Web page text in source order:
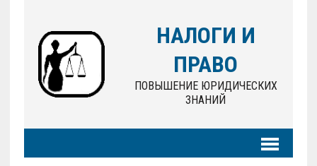
НАЛОГИ И
ПРАВО
ПОВЫШЕНИЕ ЮРИДИЧЕСКИХ
ЗНАНИЙ